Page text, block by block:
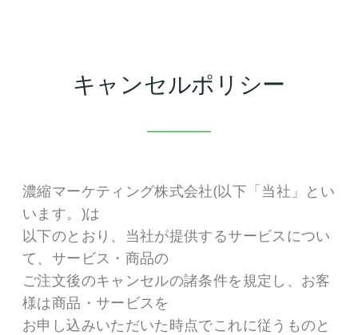
キャンセルポリシー
濃縮マーケティング株式会社(以下「当社」とい
います。)は
以下のとおり、当社が提供するサービスについ
て、サービス・商品の
ご注文後のキャンセルの諸条件を規定し、お客
様は商品・サービスを
お申し込みいただいた時点でこれに従うものと